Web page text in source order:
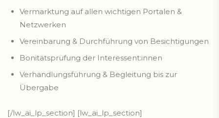
Vermarktung auf allen wichtigen Portalen &
Netzwerken
Vereinbarung & Durchführung von Besichtigungen
Bonitätsprüfung der Interessent:innen
Verhandlungsführung & Begleitung bis zur
Übergabe
[/lw_ai_lp_section] [lw_ai_lp_section]